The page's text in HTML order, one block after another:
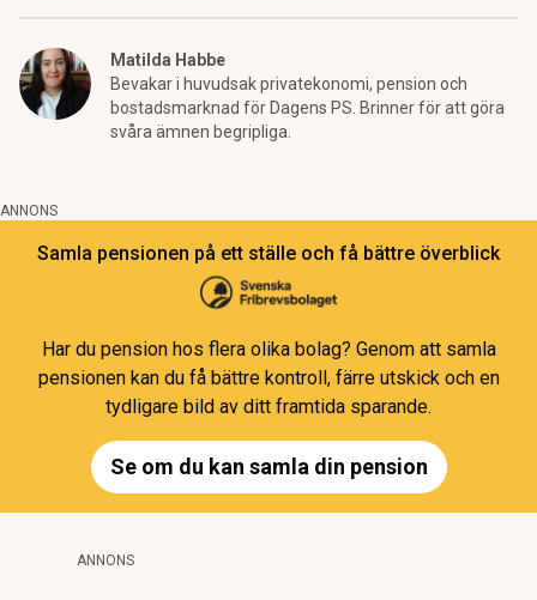
Matilda Habbe
Bevakar i huvudsak privatekonomi, pension och
bostadsmarknad för Dagens PS. Brinner för att göra
svåra ämnen begripliga.
ANNONS
Samla pensionen på ett ställe och få bättre överblick
Har du pension hos flera olika bolag? Genom att samla
pensionen kan du få bättre kontroll, färre utskick och en
tydligare bild av ditt framtida sparande.
Se om du kan samla din pension
ANNONS